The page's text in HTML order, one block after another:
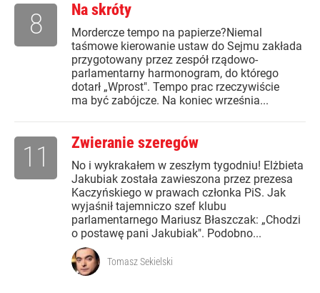
Na skróty
Mordercze tempo na papierze?Niemal
taśmowe kierowanie ustaw do Sejmu zakłada
przygotowany przez zespół rządowo-
parlamentarny harmonogram, do którego
dotarł „Wprost". Tempo prac rzeczywiście
ma być zabójcze. Na koniec września...
8
Zwieranie szeregów
No i wykrakałem w zeszłym tygodniu! Elżbieta
Jakubiak została zawieszona przez prezesa
Kaczyńskiego w prawach członka PiS. Jak
wyjaśnił tajemniczo szef klubu
parlamentarnego Mariusz Błaszczak: „Chodzi
o postawę pani Jakubiak". Podobno...
11
Tomasz Sekielski